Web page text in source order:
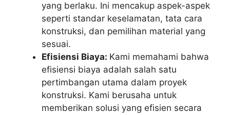
yang berlaku. Ini mencakup aspek-aspek
seperti standar keselamatan, tata cara
konstruksi, dan pemilihan material yang
sesuai.
Efisiensi Biaya: Kami memahami bahwa
efisiensi biaya adalah salah satu
pertimbangan utama dalam proyek
konstruksi. Kami berusaha untuk
memberikan solusi yang efisien secara